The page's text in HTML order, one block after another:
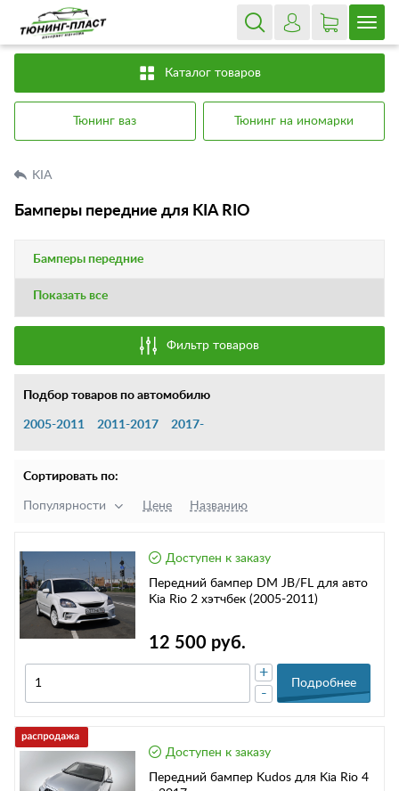
Каталог товаров
Тюнинг ваз Тюнинг на иномарки
KIA
Бамперы передние для KIA RIO
Бамперы передние
Показать все
Фильтр товаров
Подбор товаров по автомобилю
2005-2011 2011-2017 2017-
Сортировать по:
Популярности Цене Названию
Доступен к заказу
Передний бампер DM JB/FL для авто
Kia Rio 2 хэтчбек (2005-2011)
12 500 руб.
-
+
Подробнее
Доступен к заказу
Передний бампер Kudos для Kia Rio 4